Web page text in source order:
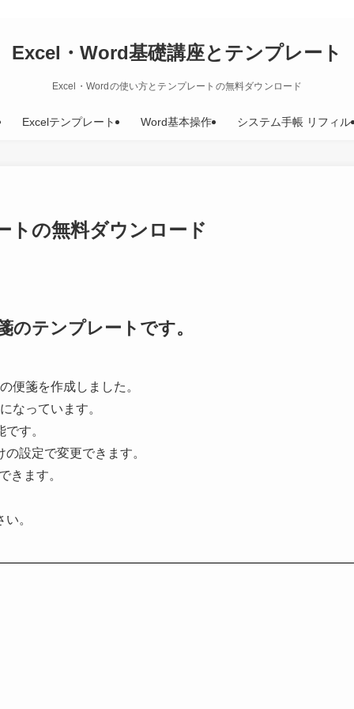
Excel・Word基礎講座とテンプレート
Excel・Wordの使い方とテンプレートの無料ダウンロード
Excelテンプレート Word基本操作 システム手帳 リフィル
トの無料ダウンロード
のテンプレートです。
便箋を作成しました。
なっています。
す。
設定で変更できます。
きます。
。